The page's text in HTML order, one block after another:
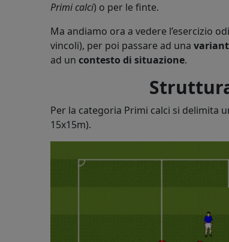
Primi calci) o per le finte.
Ma andiamo ora a vedere l’esercizio
vincoli), per poi passare ad una
ad un contesto di situazione.
Per la categoria Primi calci si delimita
15x15m).